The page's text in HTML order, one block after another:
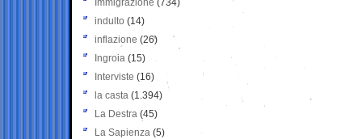
Immigrazione (734)
indulto (14)
inflazione (26)
Ingroia (15)
Interviste (16)
la casta (1.394)
La Destra (45)
La Sapienza (5)